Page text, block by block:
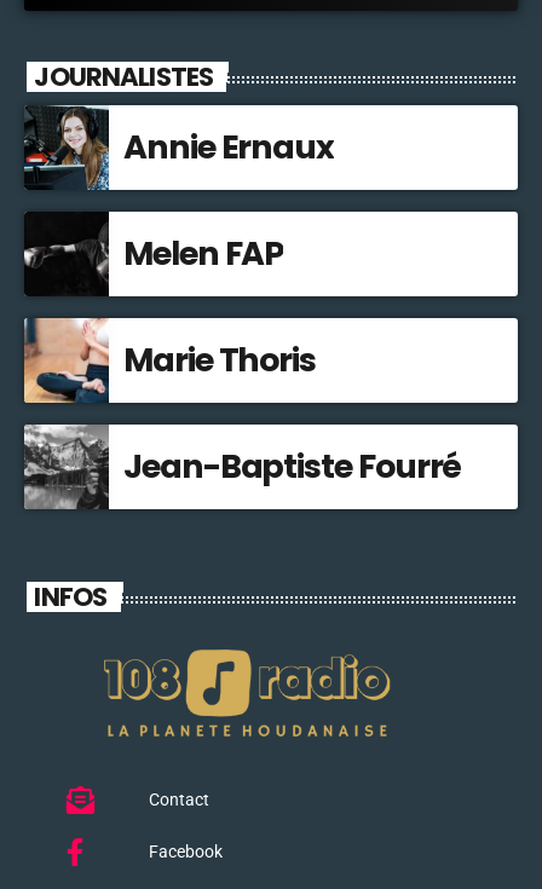
JOURNALISTES
Annie Ernaux
Melen FAP
Marie Thoris
Jean-Baptiste Fourré
INFOS
Contact
Facebook